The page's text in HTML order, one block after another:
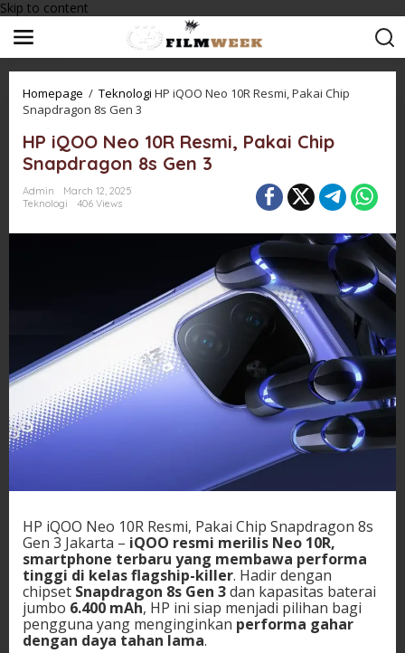
Skip to content
Homepage / Teknologi HP iQOO Neo 10R Resmi, Pakai Chip
Snapdragon 8s Gen 3
HP iQOO Neo 10R Resmi, Pakai Chip
Snapdragon 8s Gen 3
Admin
March 12, 2025
Teknologi
406 Views
HP iQOO Neo 10R Resmi, Pakai Chip Snapdragon 8s
Gen 3 Jakarta – iQOO resmi merilis Neo 10R,
smartphone terbaru yang membawa performa
tinggi di kelas flagship-killer. Hadir dengan
chipset Snapdragon 8s Gen 3dan kapasitas baterai
jumbo 6.400 mAh, HP ini siap menjadi pilihan bagi
pengguna yang menginginkan performa gahar
dengan daya tahan lama.